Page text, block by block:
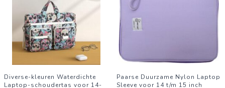
Diverse-kleuren Waterdichte
Laptop-schoudertas voor 14-
Paarse Duurzame Nylon Laptop
Sleeve voor 14 t/m 15 inch